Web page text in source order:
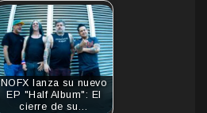
NOFX lanza su nuevo
EP "Half Album": El
cierre de su…